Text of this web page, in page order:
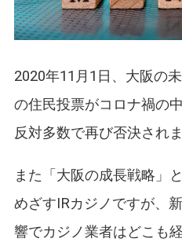
2020年11月1日、大阪の
の住民投票がコロナ禍の
反対多数で再び否決されま
また「大阪の成長戦略」
めざすIRカジノですが、
響でカジノ業者はどこも